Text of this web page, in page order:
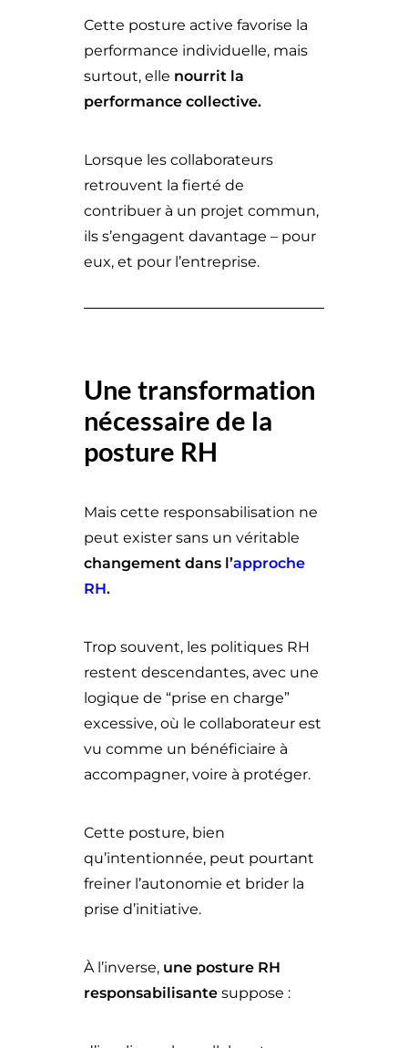
Cette posture active favorise la
performance individuelle, mais
surtout, elle nourrit la
performance collective.
Lorsque les collaborateurs
retrouvent la fierté de
contribuer à un projet commun,
ils s’engagent davantage – pour
eux, et pour l’entreprise.
Une transformation
nécessaire de la
posture RH
Mais cette responsabilisation ne
peut exister sans un véritable
changement dans l’approche
RH.
Trop souvent, les politiques RH
restent descendantes, avec une
logique de “prise en charge”
excessive, où le collaborateur est
vu comme un bénéficiaire à
accompagner, voire à protéger.
Cette posture, bien
qu’intentionnée, peut pourtant
freiner l’autonomie et brider la
prise d’initiative.
À l’inverse, une posture RH
responsabilisante suppose :